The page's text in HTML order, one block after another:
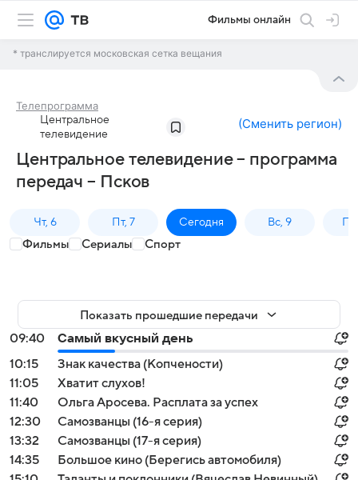
Фильмы онлайн
* транслируется московская сетка вещания
Телепрограмма
Центральное
телевидение
(Сменить регион)
Центральное телевидение – программа
передач – Псков
Чт, 6 Пт, 7 Сегодня Вс, 9
Фильмы Сериалы Спорт
Показать прошедшие передачи
09:40
Самый вкусный день
10:15
Знак качества (Копчености)
11:05
Хватит слухов!
11:40
Ольга Аросева. Расплата за успех
12:30
Самозванцы (16-я серия)
13:32
Самозванцы (17-я серия)
14:35
Большое кино (Берегись автомобиля)